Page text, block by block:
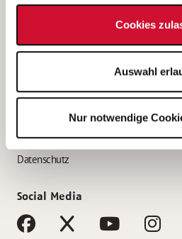
Cookies
Auswahl
Nur notwendige
Bewerbung als Altenpflegehelfer*in
Bewerbung als Erzieher*in
AWO Gliederungen nach Bundesland
Impressum
Datenschutz
Social Media